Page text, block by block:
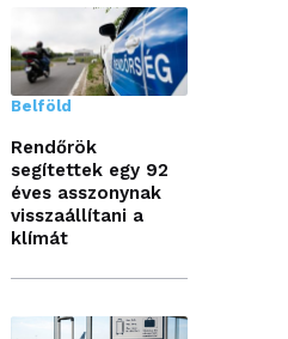
Belföld
Rendőrök
segítettek egy 92
éves asszonynak
visszaállítani a
klímát